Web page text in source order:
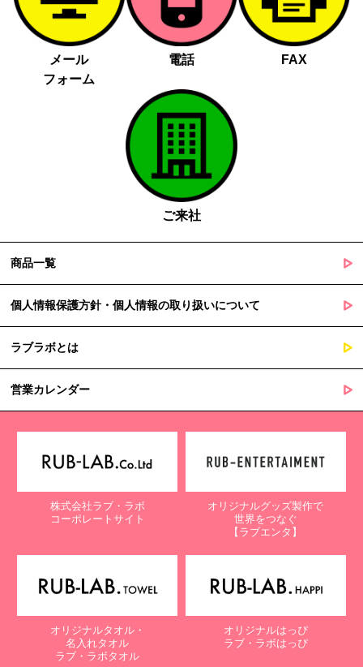
メール
フォーム
電話 FAX
ご来社
商品一覧
個人情報保護方針・個人情報の取り扱いについて
ラブラボとは
営業カレンダー
株式会社ラブ・ラボ
コーポレートサイト
オリジナルグッズ製作で
世界をつなぐ
【ラブエンタ】
オリジナルタオル・
名入れタオル
ラブ・ラボタオル
オリジナルはっぴ
ラブ・ラボはっぴ